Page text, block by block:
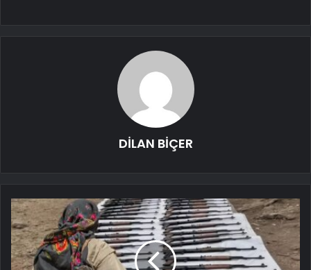
DİLAN BİÇER